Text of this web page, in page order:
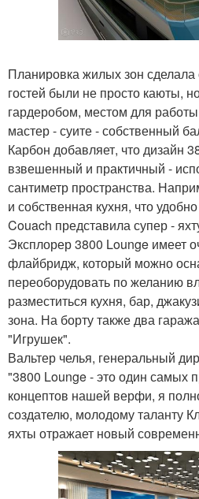
Планировка жилых зон сделала
гостей были не просто каюты,
гардеробом, местом для
мастер - суите - собственный
Карбон добавляет, что дизайн
взвешенный и практичный -
сантиметр пространства.
и собственная кухня, что
Couach представила супер -
Эксплорер 3800 Lounge имеет
флайбридж, который можно
переоборудовать по желанию
разместиться кухня, бар,
зона. На борту также два
"Игрушек".
Вальтер челья, генеральный
"3800 Lounge - это один самых
концептов нашей верфи, я
создателю, молодому таланту
яхты отражает новый